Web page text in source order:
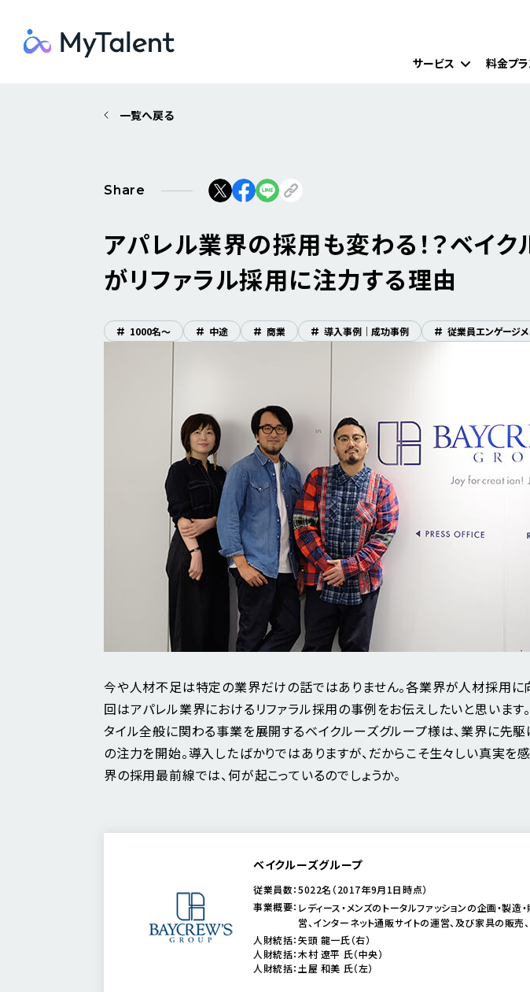
サービス 料金プ
一覧へ戻る
Share
アパレル業界の採用も変わる！？ベイク
がリファラル採用に注力する理由
# 1000名〜 # 中途 # 商業 # 導入事例｜成功事例 # 従業員エンゲージ
今や人材不足は特定の業界だけの話ではありません。各業界が人材採用に
回はアパレル業界におけるリファラル採用の事例をお伝えしたいと思います
タイル全般に関わる事業を展開するベイクルーズグループ様は、業界に先
の注力を開始。導入したばかりではありますが、だからこそ生々しい真実を
界の採用最前線では、何が起こっているのでしょうか。
ベイクルーズグループ
従業員数：5022名（2017年9月1日時点）
事業概要： レディース・メンズのトータルファッションの企画・製
営、インターネット通販サイトの運営、及び家具の販売
人財統括：矢頭 龍一氏（右）
人財統括：木村 遼平 氏（中央）
人財統括：土屋 和美 氏（左）